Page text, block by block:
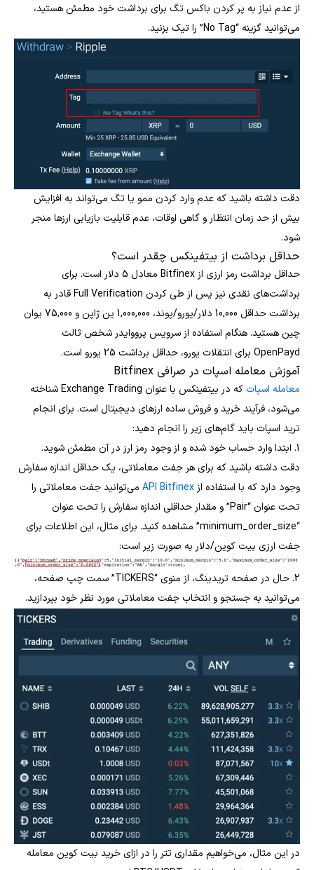
از عدم نیاز به پر کردن باکس تگ برای برداشت خود مطمئن هستید،
می‌توانید گزینه “No Tag” را تیک بزنید.
دقت داشته باشید که عدم وارد کردن ممو یا تگ می‌تواند به افزایش
بیش از حد زمان انتظار و گاهی اوقات، عدم قابلیت بازیابی ارزها منجر
شود.
حداقل برداشت از بیتفینکس چقدر است؟
حداقل برداشت رمز ارزی از Bitfinex معادل 5 دلار است. برای
برداشت‌های نقدی نیز پس از طی کردن Full Verification قادر به
برداشت حداقل 10,000 دلار/یورو/پوند، 1,000,000 ین ژاپن و 75,000 یوان
چین هستید. هنگام استفاده از سرویس پرووایدر شخص ثالث
OpenPayd برای انتقلات یورو، حداقل برداشت 25 یورو است.
آموزش معامله اسپات در صرافی Bitfinex
معامله اسپات
که در بیتفینکس با عنوان Exchange Trading شناخته
می‌شود، فرآیند خرید و فروش ساده ارزهای دیجیتال است. برای انجام
ترید اسپات باید گام‌های زیر را انجام دهید:
1. ابتدا وارد حساب خود شده و از وجود رمز ارز در آن مطمئن شوید.
دقت داشته باشید که برای هر جفت معاملاتی، یک حداقل اندازه سفارش
وجود دارد که با استفاده ازAPI Bitfinex می‌توانید جفت معاملاتی را
تحت عنوان “Pair” و مقدار حداقلی اندازه سفارش را تحت عنوان
“minimum_order_size” مشاهده کنید. برای مثال، این اطلاعات برای
جفت ارزی بیت کوین/دلار به صورت زیر است:
2. حال در صفحه تریدینگ، از منوی “TICKERS” سمت چپ صفحه،
می‌توانید به جستجو و انتخاب جفت معاملاتی مورد نظر خود بپردازید.
در این مثال، می‌خواهیم مقداری تتر را در ازای خرید بیت کوین معامله